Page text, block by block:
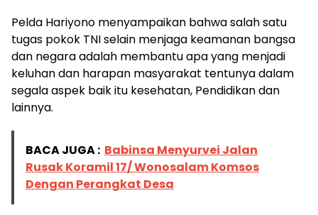
Pelda Hariyono menyampaikan bahwa salah satu
tugas pokok TNI selain menjaga keamanan bangsa
dan negara adalah membantu apa yang menjadi
keluhan dan harapan masyarakat tentunya dalam
segala aspek baik itu kesehatan, Pendidikan dan
lainnya.
BACA JUGA : Babinsa Menyurvei Jalan
Rusak Koramil 17/ Wonosalam Komsos
Dengan Perangkat Desa